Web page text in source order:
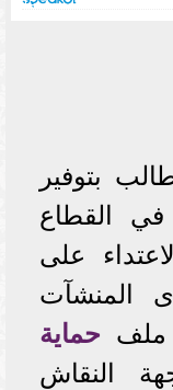
بتوفير
في القطاع
على
المنشآت
ملف حماية
النقاش